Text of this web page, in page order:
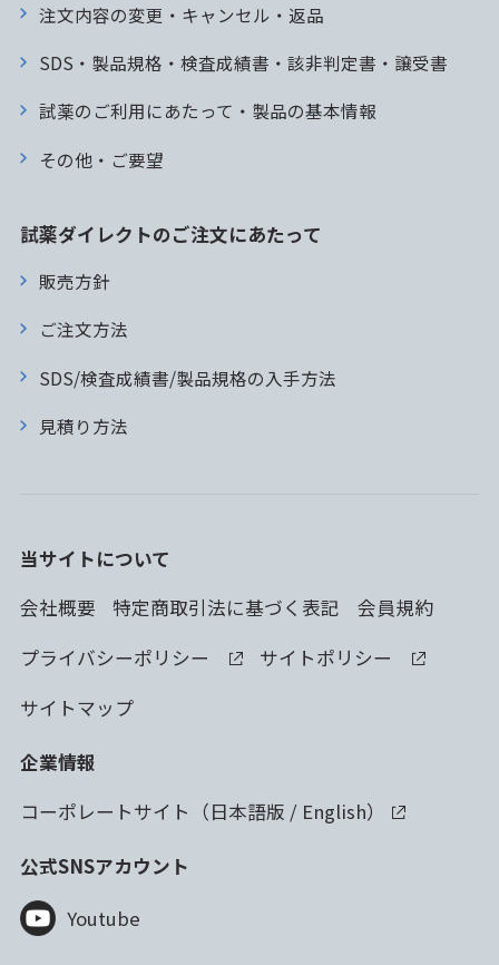
注文内容の変更・キャンセル・返品
SDS・製品規格・検査成績書・該非判定書・譲受書
試薬のご利用にあたって・製品の基本情報
その他・ご要望
試薬ダイレクトのご注文にあたって
販売方針
ご注文方法
SDS/検査成績書/製品規格の入手方法
見積り方法
当サイトについて
会社概要
特定商取引法に基づく表記
会員規約
プライバシーポリシー
サイトポリシー
サイトマップ
企業情報
コーポレートサイト（日本語版 / English）
公式SNSアカウント
Youtube